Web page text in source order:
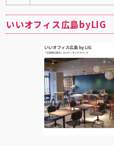
いいオフィス広島byLIG